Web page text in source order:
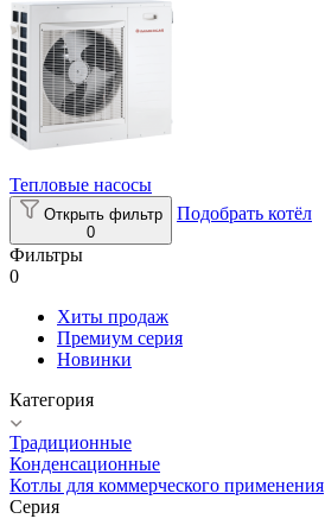
Тепловые насосы
Открыть фильтр
0
Подобрать котёл
Фильтры
0
Хиты продаж
Премиум серия
Новинки
Категория
Традиционные
Конденсационные
Котлы для коммерческого применения
Серия